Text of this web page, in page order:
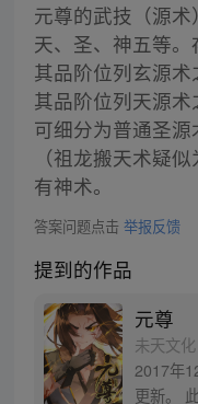
元尊的武技（源术
天、圣、神五等。
其品阶位列玄源术
其品阶位列天源
可细分为普通圣
（祖龙搬天术疑
有神术。
答案问题点击 举报反馈
提到的作品
元尊
未天文化
2017年
更新。